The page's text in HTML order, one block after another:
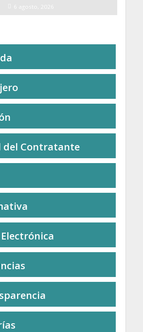
6 agosto, 2026
del Contratante
Electrónica